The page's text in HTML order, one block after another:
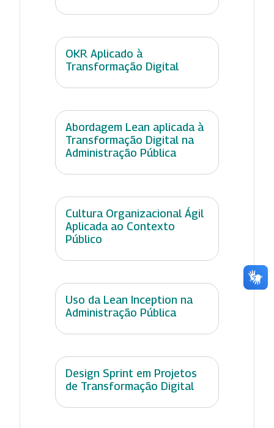
OKR Aplicado à
Transformação Digital
Abordagem Lean aplicada à
Transformação Digital na
Administração Pública
Cultura Organizacional Ágil
Aplicada ao Contexto
Público
Uso da Lean Inception na
Administração Pública
Design Sprint em Projetos
de Transformação Digital